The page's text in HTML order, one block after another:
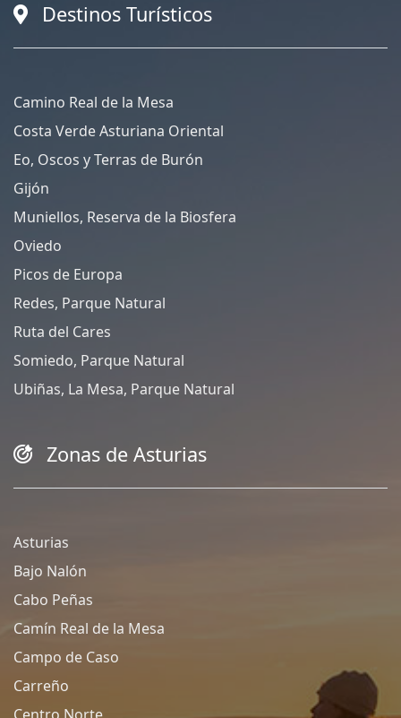
Destinos Turísticos
Camino Real de la Mesa
Costa Verde Asturiana Oriental
Eo, Oscos y Terras de Burón
Gijón
Muniellos, Reserva de la Biosfera
Oviedo
Picos de Europa
Redes, Parque Natural
Ruta del Cares
Somiedo, Parque Natural
Ubiñas, La Mesa, Parque Natural
Zonas de Asturias
Asturias
Bajo Nalón
Cabo Peñas
Camín Real de la Mesa
Campo de Caso
Carreño